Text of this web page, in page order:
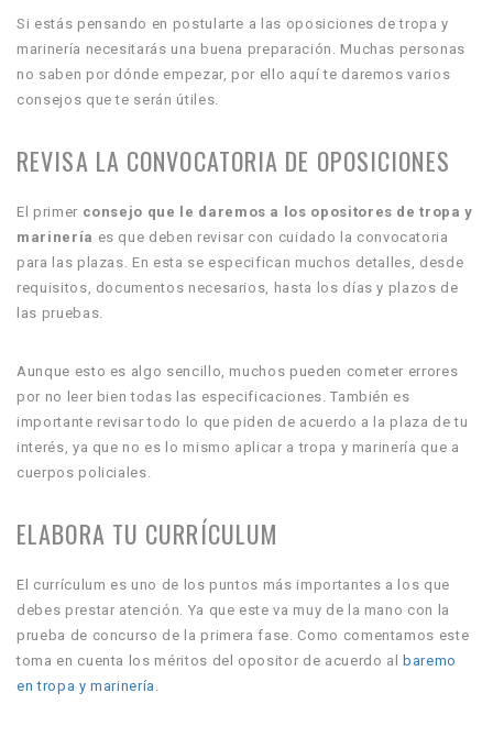
Si estás pensando en postularte a las oposiciones de tropa y
marinería necesitarás una buena preparación. Muchas personas
no saben por dónde empezar, por ello aquí te daremos varios
consejos que te serán útiles.
REVISA LA CONVOCATORIA DE OPOSICIONES
El primer consejo que le daremos a los opositores de tropa y
marinería es que deben revisar con cuidado la convocatoria
para las plazas. En esta se especifican muchos detalles, desde
requisitos, documentos necesarios, hasta los días y plazos de
las pruebas.
Aunque esto es algo sencillo, muchos pueden cometer errores
por no leer bien todas las especificaciones. También es
importante revisar todo lo que piden de acuerdo a la plaza de tu
interés, ya que no es lo mismo aplicar a tropa y marinería que a
cuerpos policiales.
ELABORA TU CURRÍCULUM
El currículum es uno de los puntos más importantes a los que
debes prestar atención. Ya que este va muy de la mano con la
prueba de concurso de la primera fase. Como comentamos este
toma en cuenta los méritos del opositor de acuerdo al
baremo
en tropa y marinería